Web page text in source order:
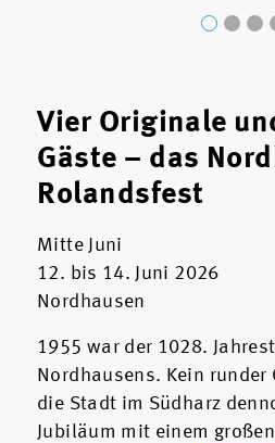
Vier Originale
Gäste – das
Rolandsfest
Mitte Juni
12. bis 14. Juni 2026
Nordhausen
1955 war der 1028.
Nordhausens. Kein
die Stadt im Südharz
Jubiläum mit einem